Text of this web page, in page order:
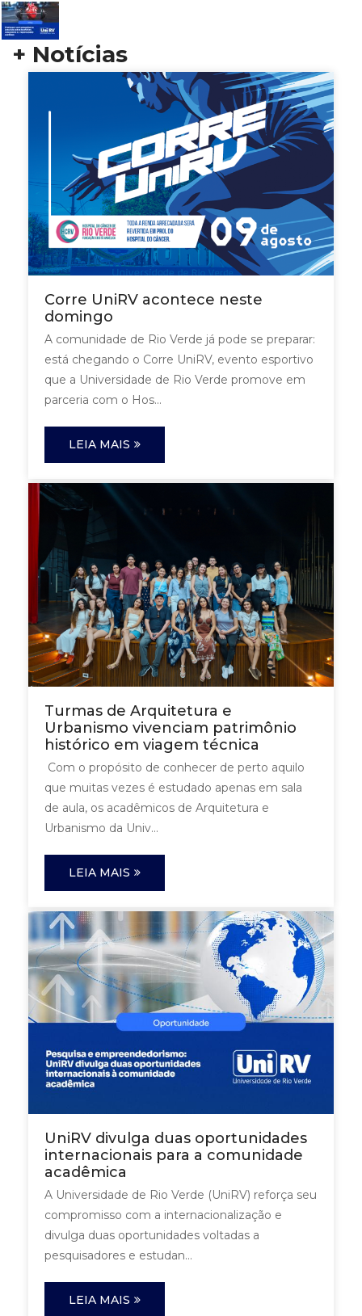
+ Notícias
Corre UniRV acontece neste
domingo
A comunidade de Rio Verde já pode se preparar:
está chegando o Corre UniRV, evento esportivo
que a Universidade de Rio Verde promove em
parceria com o Hos...
LEIA MAIS
Turmas de Arquitetura e
Urbanismo vivenciam patrimônio
histórico em viagem técnica
Com o propósito de conhecer de perto aquilo
que muitas vezes é estudado apenas em sala
de aula, os acadêmicos de Arquitetura e
Urbanismo da Univ...
LEIA MAIS
UniRV divulga duas oportunidades
internacionais para a comunidade
acadêmica
A Universidade de Rio Verde (UniRV) reforça seu
compromisso com a internacionalização e
divulga duas oportunidades voltadas a
pesquisadores e estudan...
LEIA MAIS